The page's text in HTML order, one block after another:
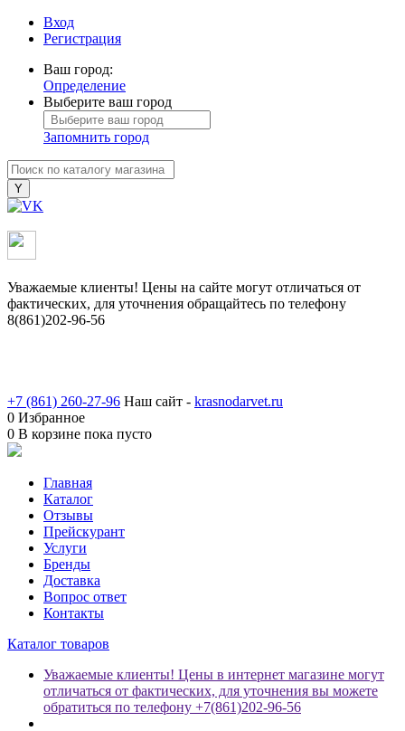
Вход
Регистрация
Ваш город:
Определение
Выберите ваш город
Запомнить город
Уважаемые клиенты! Цены на сайте могут отличаться от
фактических, для уточнения обращайтесь по телефону
8(861)202-96-56
+7 (861) 260-27-96 Наш сайт - krasnodarvet.ru
0 Избранное
0 В корзине пока пусто
Главная
Каталог
Отзывы
Прейскурант
Услуги
Бренды
Доставка
Вопрос ответ
Контакты
Каталог товаров
Уважаемые клиенты! Цены в интернет магазине могут
отличаться от фактических, для уточнения вы можете
обратиться по телефону +7(861)202-96-56